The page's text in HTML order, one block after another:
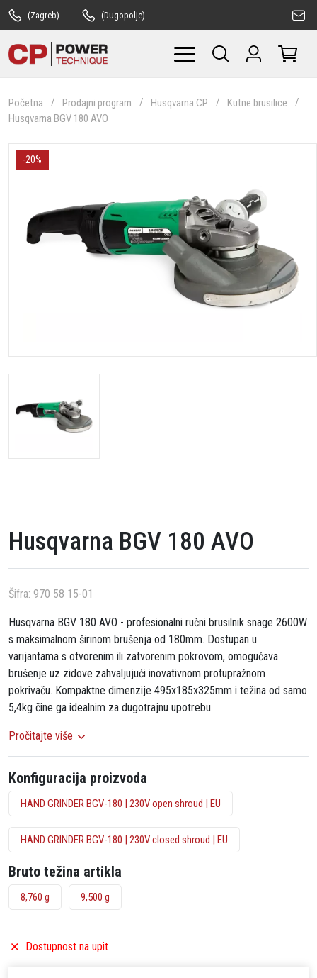
(Zagreb) (Dugopolje)
Početna Prodajni program Husqvarna CP
Kutne brusilice
Husqvarna BGV 180 AVO
Husqvarna BGV 180 AVO
Šifra: 970 58 15-01
Husqvarna BGV 180 AVO - profesionalni ručni brusilnik snage 2600W
s maksimalnom širinom brušenja od 180mm. Dostupan u
varijantama s otvorenim ili zatvorenim pokrovom, omogućava
brušenje uz zidove zahvaljujući inovativnom protupražnom
pokrivaču. Kompaktne dimenzije 495x185x325mm i težina od samo
5,4kg čine ga idealnim za dugotrajnu upotrebu.
Pročitajte više
Konfiguracija proizvoda
HAND GRINDER BGV-180 | 230V open shroud | EU
HAND GRINDER BGV-180 | 230V closed shroud | EU
Bruto težina artikla
8,760 g 9,500 g
Dostupnost na upit
-20%